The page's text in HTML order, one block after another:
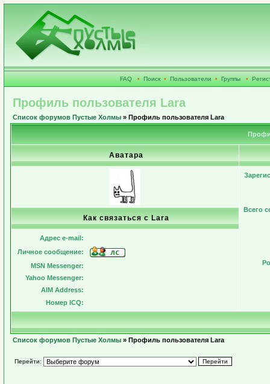
FAQ • Поиск • Пользователи • Группы •
Профиль пользователя Lara
Список форумов Пустые Холмы » Профиль пользователя Lara
Аватара
Всего
Как связаться с Lara
Адрес e-mail:
Личное сообщение:
MSN Messenger:
Yahoo Messenger:
AIM Address:
Номер ICQ:
Список форумов Пустые Холмы » Профиль пользователя Lara
Перейти: